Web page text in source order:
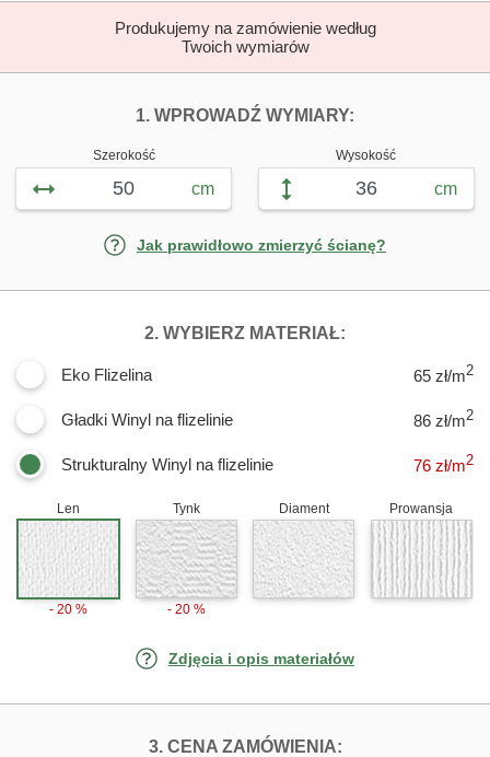
Produkujemy na zamówienie według
Twoich wymiarów
1. WPROWADŹ WYMIARY:
Szerokość
cm
Wysokość
cm
Jak prawidłowo zmierzyć ścianę?
2. WYBIERZ MATERIAŁ:
Eko Flizelina 65 zł/m2
Gładki Winyl na flizelinie 86 zł/m2
Strukturalny Winyl na flizelinie 76 zł/m2
Len
- 20 %
Tynk
- 20 %
Diament Prowansja
Zdjęcia i opis materiałów
3. CENA ZAMÓWIENIA:FOTOTAPETY